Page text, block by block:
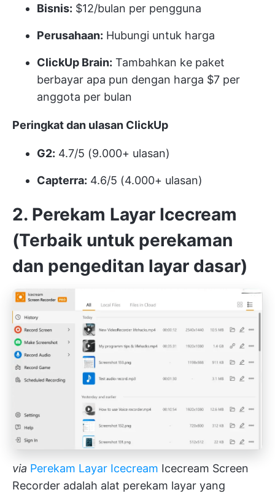
Bisnis: $12/bulan per pengguna
Perusahaan: Hubungi untuk harga
ClickUp Brain: Tambahkan ke paket
berbayar apa pun dengan harga $7 per
anggota per bulan
Peringkat dan ulasan ClickUp
G2: 4.7/5 (9.000+ ulasan)
Capterra: 4.6/5 (4.000+ ulasan)
2. Perekam Layar Icecream
(Terbaik untuk perekaman
dan pengeditan layar dasar)
via Perekam Layar Icecream Icecream Screen
Recorder adalah alat perekam layar yang